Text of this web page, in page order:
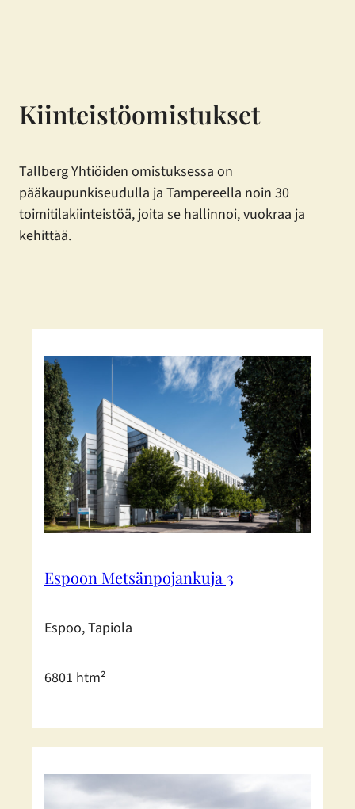
Kiinteistöomistukset
Tallberg Yhtiöiden omistuksessa on
pääkaupunkiseudulla ja Tampereella noin 30
toimitilakiinteistöä, joita se hallinnoi, vuokraa ja
kehittää.
Espoon Metsänpojankuja 3
Espoo, Tapiola
6801 htm²